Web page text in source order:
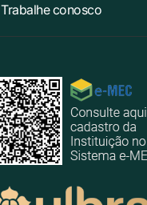
Trabalhe conosco